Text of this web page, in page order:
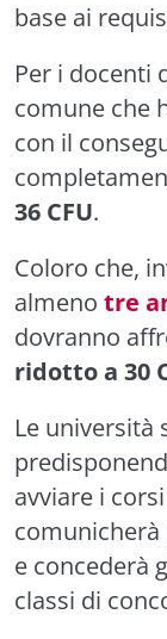
base ai
Per i docenti
comune che
con il
36 CFU.
Coloro che,
almeno tre
dovranno
ridotto a 30
Le università
avviare i
comunicherà
e concederà
classi di